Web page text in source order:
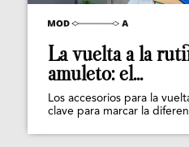
La vuelta a la
amuleto: el...
Los accesorios para la
clave para marcar la